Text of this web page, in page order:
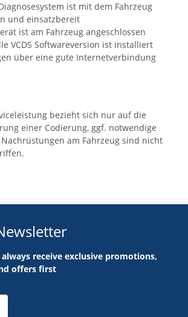
ist mit dem Fahrzeug
und einsatzbereit
ist am Fahrzeug angeschlossen
VCDS Softwareversion ist installiert
über eine gute Internetverbindung
bezieht sich nur auf die
einer Codierung, ggf. notwendige
am Fahrzeug sind nicht
receive exclusive promotions,
offers first